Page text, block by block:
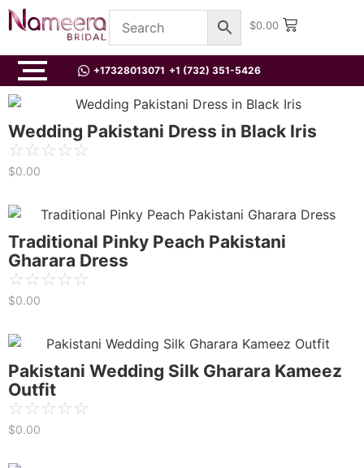
$0.00
+17328013071 +1 (732) 351-5426
Wedding Pakistani Dress in Black Iris
☆☆☆☆☆
$0.00
Traditional Pinky Peach Pakistani
Gharara Dress
☆☆☆☆☆
$0.00
Pakistani Wedding Silk Gharara Kameez
Outfit
☆☆☆☆☆
$0.00